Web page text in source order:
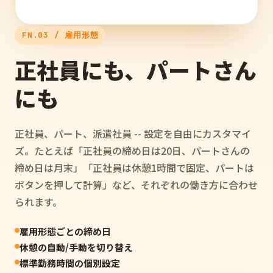
FN.03 / 雇用形態
正社員にも、パートさん
にも
正社員、パート、派遣社員 -- 設定を自由にカスタマイ
ズ。たとえば「正社員の締め日は20日、パートさんの
締め日は月末」「正社員は休憩1時間で固定、パートは
ボタンを押して計算」など、それぞれの働き方に合わせ
られます。
雇用形態ごとの締め日
休憩の自動/手動を切り替え
標準勤務時間の個別設定